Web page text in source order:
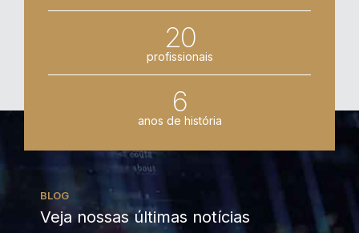
20
profissionais
6
anos de história
BLOG
Veja nossas últimas notícias